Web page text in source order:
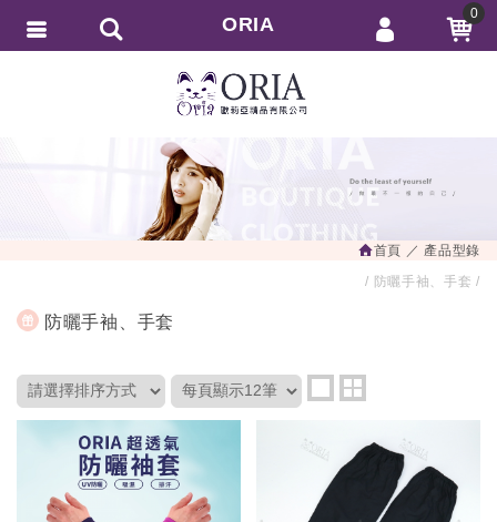
首頁
產品型錄
防曬手袖、手套
防曬手袖、手套
ORIA 0
會員登入
會員註冊
訂單查詢
繁體中文